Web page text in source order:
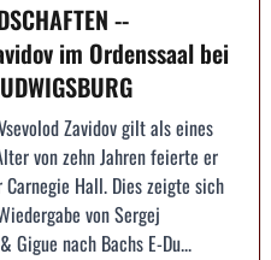
--
im Ordenssaal bei
Zavidov gilt als eines
von zehn Jahren feierte er
Hall. Dies zeigte sich
von Sergej
Gigue nach Bachs E-Du...